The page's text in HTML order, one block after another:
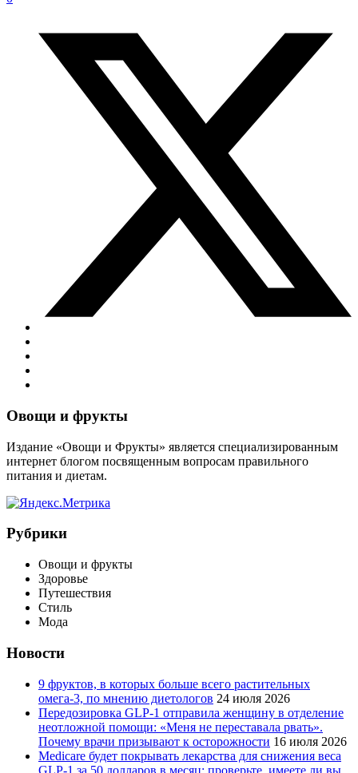
Виджеты
Овощи и фрукты
Издание «Овощи и Фрукты» является специализированным
интернет блогом посвященным вопросам правильного
питания и диетам.
Рубрики
Овощи и фрукты
Здоровье
Путешествия
Стиль
Мода
Новости
9 фруктов, в которых больше всего растительных
омега-3, по мнению диетологов 24 июля 2026
Передозировка GLP-1 отправила женщину в отделение
неотложной помощи: «Меня не переставала рвать».
Почему врачи призывают к осторожности 16 июля 2026
Medicare будет покрывать лекарства для снижения веса
GLP-1 за 50 долларов в месяц: проверьте, имеете ли вы